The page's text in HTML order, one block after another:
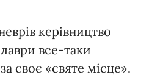
керівництво
все-таки
своє «святе місце».